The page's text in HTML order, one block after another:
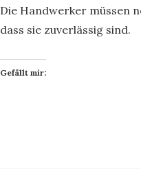
Die Handwerker müssen
dass sie zuverlässig sind.
Gefällt mir: